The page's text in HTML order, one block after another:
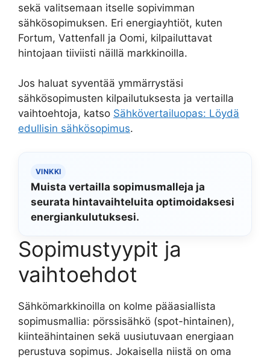
sekä valitsemaan itselle sopivimman
sähkösopimuksen. Eri energiayhtiöt, kuten
Fortum, Vattenfall ja Oomi, kilpailuttavat
hintojaan tiiviisti näillä markkinoilla.
Jos haluat syventää ymmärrystäsi
sähkösopimusten kilpailutuksesta ja vertailla
vaihtoehtoja, katso Sähkövertailuopas: Löydä
edullisin sähkösopimus.
VINKKI
Muista vertailla sopimusmalleja ja
seurata hintavaihteluita optimoidaksesi
energiankulutuksesi.
Sopimustyypit ja
vaihtoehdot
Sähkömarkkinoilla on kolme pääasiallista
sopimusmallia: pörssisähkö (spot-hintainen),
kiinteähintainen sekä uusiutuvaan energiaan
perustuva sopimus. Jokaisella niistä on oma